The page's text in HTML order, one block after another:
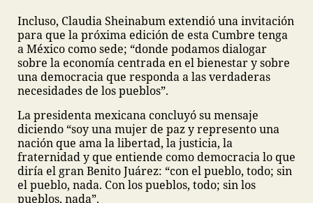
Incluso, Claudia Sheinabum extendió una invitación
para que la próxima edición de esta Cumbre tenga
a México como sede; “donde podamos dialogar
sobre la economía centrada en el bienestar y sobre
una democracia que responda a las verdaderas
necesidades de los pueblos”.
La presidenta mexicana concluyó su mensaje
diciendo “soy una mujer de paz y represento una
nación que ama la libertad, la justicia, la
fraternidad y que entiende como democracia lo que
diría el gran Benito Juárez: “con el pueblo, todo; sin
el pueblo, nada. Con los pueblos, todo; sin los
pueblos, nada”.